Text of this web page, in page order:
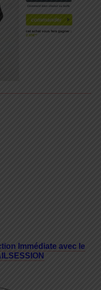
Immédiate avec le